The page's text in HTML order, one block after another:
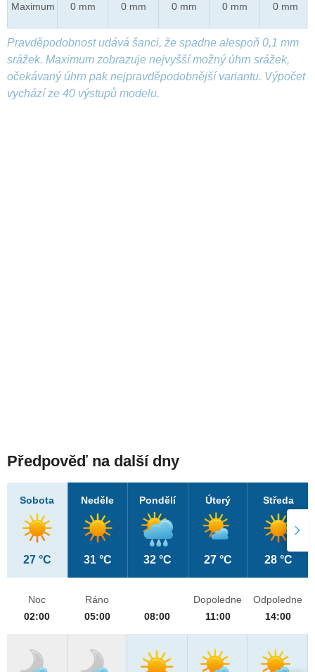
Maximum 0 mm 0 mm 0 mm 0 mm 0 mm
Pravděpodobnost udává šanci, že spadne alespoň 0,1 mm
srážek. Maximum zobrazuje nejvyšší možný úhrn srážek,
očekávaný úhrn pak nejpravděpodobnější variantu. Výpočet
vychází ze 40 výstupů modelu.
Předpověď na další dny
Sobota
27 °C
Neděle
31 °C
Pondělí
32 °C
Úterý
27 °C
Středa
28 °C
Noc
02:00
Ráno
05:00
08:00
Dopoledne
11:00
Odpoledne
14:00